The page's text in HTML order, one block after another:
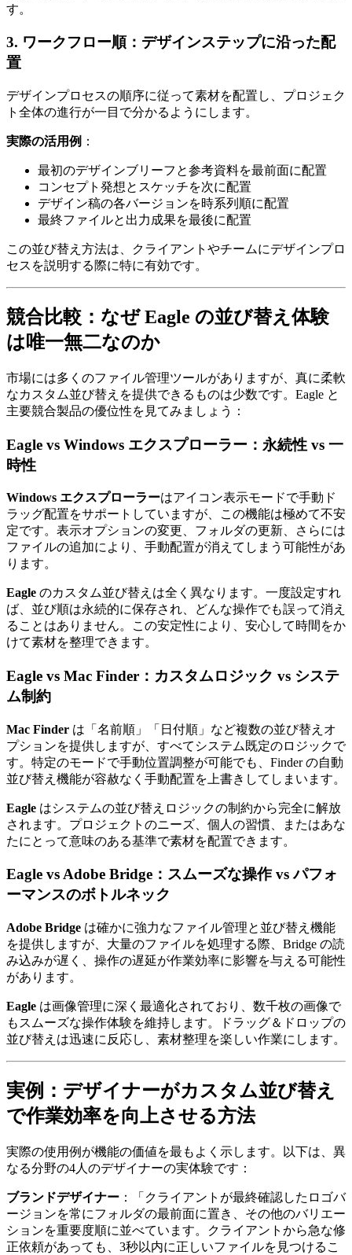
す。
3. ワークフロー順：デザインステップに沿った配
置
デザインプロセスの順序に従って素材を配置し、プロジェク
ト全体の進行が一目で分かるようにします。
実際の活用例 ：
最初のデザインブリーフと参考資料を最前面に配置
コンセプト発想とスケッチを次に配置
デザイン稿の各バージョンを時系列順に配置
最終ファイルと出力成果を最後に配置
この並び替え方法は、クライアントやチームにデザインプロ
セスを説明する際に特に有効です。
競合比較：なぜ Eagle の並び替え体験
は唯一無二なのか
市場には多くのファイル管理ツールがありますが、真に柔軟
なカスタム並び替えを提供できるものは少数です。Eagle と
主要競合製品の優位性を見てみましょう：
Eagle vs Windows エクスプローラー：永続性 vs 一
時性
Windows エクスプローラーはアイコン表示モードで手動ド
ラッグ配置をサポートしていますが、この機能は極めて不安
定です。表示オプションの変更、フォルダの更新、さらには
ファイルの追加により、手動配置が消えてしまう可能性があ
ります。
Eagle のカスタム並び替えは全く異なります。一度設定すれ
ば、並び順は永続的に保存され、どんな操作でも誤って消え
ることはありません。この安定性により、安心して時間をか
けて素材を整理できます。
Eagle vs Mac Finder：カスタムロジック vs システ
ム制約
Mac Finder は「名前順」「日付順」など複数の並び替えオ
プションを提供しますが、すべてシステム既定のロジックで
す。特定のモードで手動位置調整が可能でも、Finder の自動
並び替え機能が容赦なく手動配置を上書きしてしまいます。
Eagle はシステムの並び替えロジックの制約から完全に解放
されます。プロジェクトのニーズ、個人の習慣、またはあな
たにとって意味のある基準で素材を配置できます。
Eagle vs Adobe Bridge：スムーズな操作 vs パフォ
ーマンスのボトルネック
Adobe Bridge は確かに強力なファイル管理と並び替え機能
を提供しますが、大量のファイルを処理する際、Bridge の読
み込みが遅く、操作の遅延が作業効率に影響を与える可能性
があります。
Eagle は画像管理に深く最適化されており、数千枚の画像で
もスムーズな操作体験を維持します。ドラッグ＆ドロップの
並び替えは迅速に反応し、素材整理を楽しい作業にします。
実例：デザイナーがカスタム並び替え
で作業効率を向上させる方法
実際の使用例が機能の価値を最もよく示します。以下は、異
なる分野の4人のデザイナーの実体験です：
ブランドデザイナー ：「クライアントが最終確認したロゴバ
ージョンを常にフォルダの最前面に置き、その他のバリエー
ションを重要度順に並べています。クライアントから急な修
正依頼があっても、3秒以内に正しいファイルを見つけるこ